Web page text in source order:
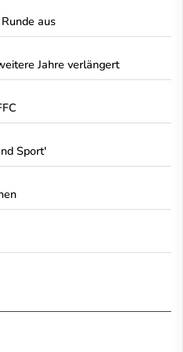
aus
Jahre verlängert
Sport'